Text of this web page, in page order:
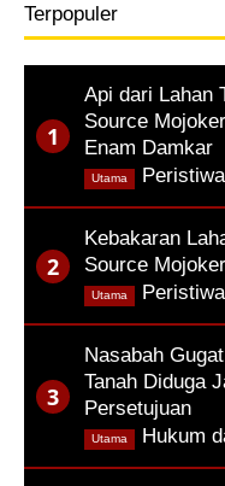
Terpopuler
Api dari Lahan
Source
Enam Damkar
Peristiwa
Utama
Kebakaran
Source
Peristiwa
Utama
Nasabah
Tanah Diduga
Persetujuan
Hukum
Utama